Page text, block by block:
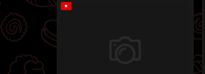
pieczonym łososiem i 8x hosomaki
★